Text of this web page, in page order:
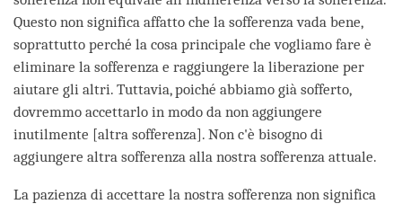
Questo non significa affatto che la sofferenza vada bene,
soprattutto perché la cosa principale che vogliamo fare è
eliminare la sofferenza e raggiungere la liberazione per
aiutare gli altri. Tuttavia, poiché abbiamo già sofferto,
dovremmo accettarlo in modo da non aggiungere
inutilmente [altra sofferenza]. Non c'è bisogno di
aggiungere altra sofferenza alla nostra sofferenza attuale.
La pazienza di accettare la nostra sofferenza non significa